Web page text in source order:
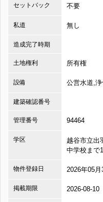
セットバック 不要
私道 無し
造成完了時期
土地権利 所有権
設備 公営水道,
建築確認番号
管理番号 94464
学区
越谷市立出
中学校まで
物件登録日 2026年05月
掲載期限 2026-08-10